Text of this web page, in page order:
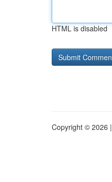
HTML is disabled
Copyright © 2026 |